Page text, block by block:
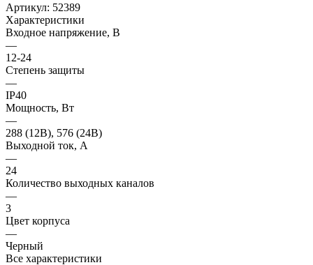
Артикул: 52389
Характеристики
Входное напряжение, В
—
12-24
Степень защиты
—
IP40
Мощность, Вт
—
288 (12В), 576 (24В)
Выходной ток, А
—
24
Количество выходных каналов
—
3
Цвет корпуса
—
Черный
Все характеристики